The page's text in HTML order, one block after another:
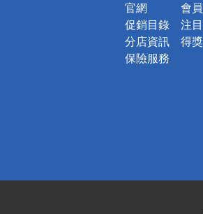
官網
促銷目錄
分店資訊
保險服務
會
注
得